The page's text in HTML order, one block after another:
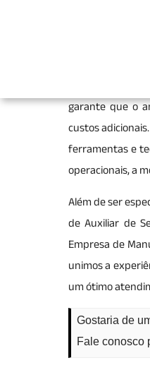
hidráulicas,
garante que o
custos
ferramentas e
operacionais, a
Além de ser
de Auxiliar de
Empresa de
unimos a
um ótimo
Gostaria de
Fale conosco